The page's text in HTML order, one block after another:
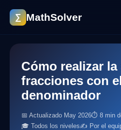
∑ MathSolver
Cómo realizar la
fracciones con
denominador
📅 Actualizado May 2026⏱ 8 min
🎓 Todos los niveles✍️ Por el